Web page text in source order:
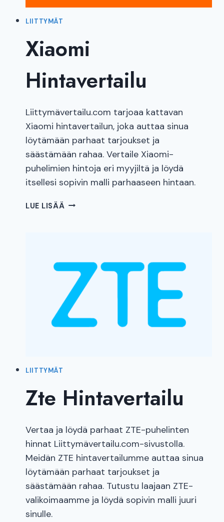
LIITTYMÄT
Xiaomi
Hintavertailu
Liittymävertailu.com tarjoaa kattavan
Xiaomi hintavertailun, joka auttaa sinua
löytämään parhaat tarjoukset ja
säästämään rahaa. Vertaile Xiaomi-
puhelimien hintoja eri myyjiltä ja löydä
itsellesi sopivin malli parhaaseen hintaan.
LUE LISÄÄ XIAOMI
LIITTYMÄT
Zte Hintavertailu
Vertaa ja löydä parhaat ZTE-puhelinten
hinnat Liittymävertailu.com-sivustolla.
Meidän ZTE hintavertailumme auttaa sinua
löytämään parhaat tarjoukset ja
säästämään rahaa. Tutustu laajaan ZTE-
valikoimaamme ja löydä sopivin malli juuri
sinulle.